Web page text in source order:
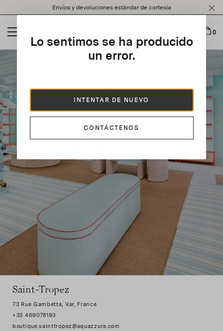
note:
website
an
accessibility
Envíos y devoluciones estándar de cortesía
0
Lo sentimos se ha producido
un error.
INTENTAR DE NUEVO
CONTÁCTENOS
Saint-Tropez
73 Rue Gambetta, Var, France
+33 469078193
boutique.sainttropez@aquazzura.com